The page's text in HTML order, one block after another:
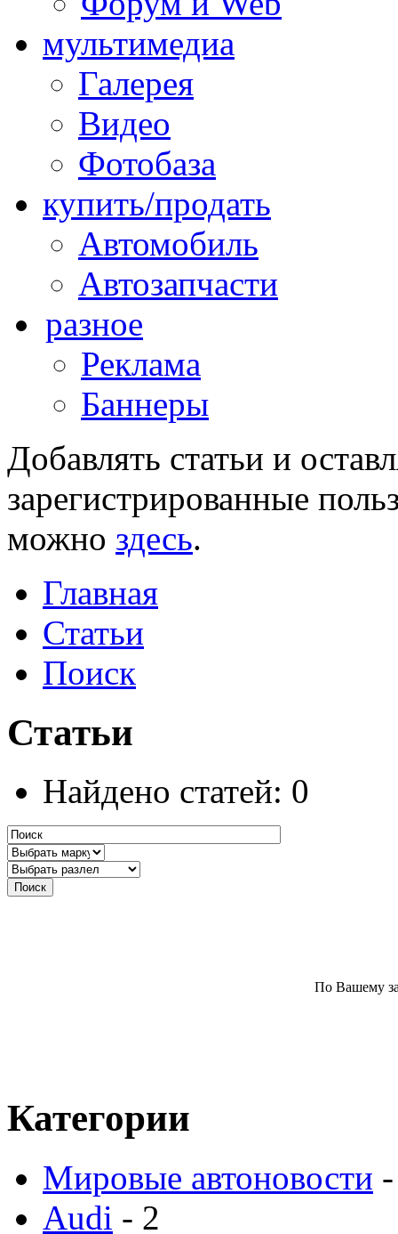
мультимедиа
Галерея
Видео
Фотобаза
купить/продать
Автомобиль
Автозапчасти
разное
Реклама
Баннеры
Добавлять статьи и
зарегистрированные
можно здесь.
Главная
Статьи
Поиск
Статьи
Найдено статей: 0
По Вашему
Категории
Мировые автоновости
Audi - 2